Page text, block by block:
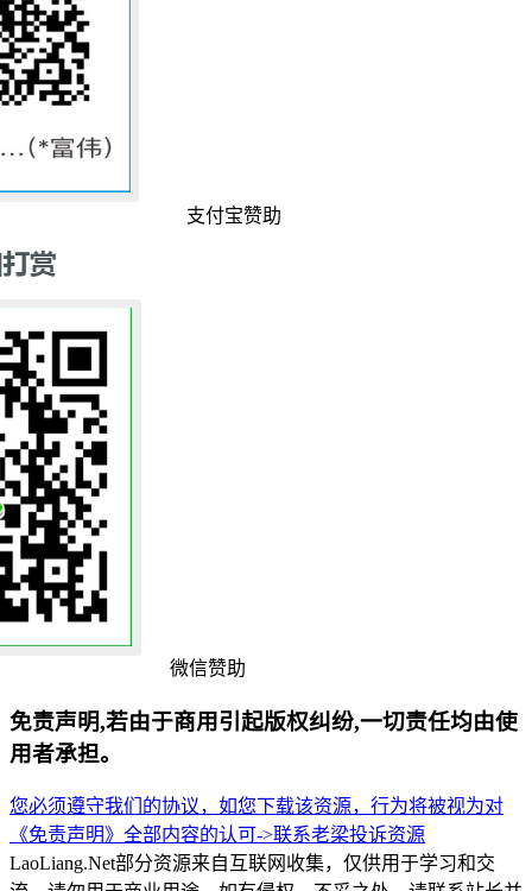
支付宝赞助
微信赞助
免责声明,若由于商用引起版权纠纷,一切责任均由使
用者承担。
您必须遵守我们的协议，如您下载该资源，行为将被视为对
《免责声明》全部内容的认可->联系老梁投诉资源
LaoLiang.Net部分资源来自互联网收集，仅供用于学习和交